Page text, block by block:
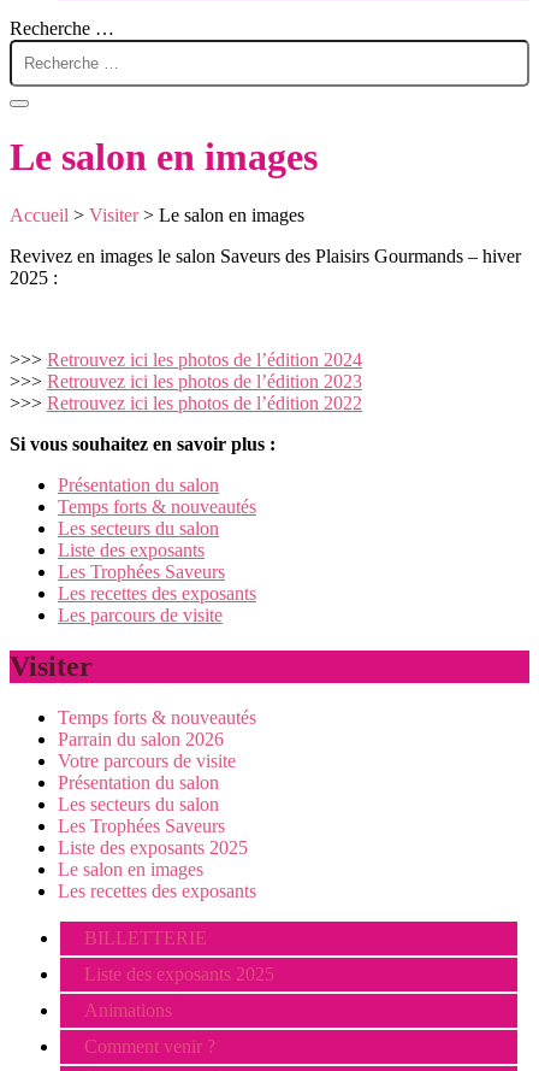
Recherche …
Le salon en images
Accueil > Visiter> Le salon en images
Revivez en images le salon Saveurs des Plaisirs Gourmands – hiver
2025 :
>>> Retrouvez ici les photos de l’édition 2024
>>> Retrouvez ici les photos de l’édition 2023
>>> Retrouvez ici les photos de l’édition 2022
Si vous souhaitez en savoir plus :
Présentation du salon
Temps forts & nouveautés
Les secteurs du salon
Liste des exposants
Les Trophées Saveurs
Les recettes des exposants
Les parcours de visite
Visiter
Temps forts & nouveautés
Parrain du salon 2026
Votre parcours de visite
Présentation du salon
Les secteurs du salon
Les Trophées Saveurs
Liste des exposants 2025
Le salon en images
Les recettes des exposants
BILLETTERIE
Liste des exposants 2025
Animations
Comment venir ?